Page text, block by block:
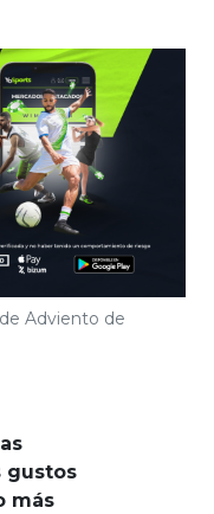
Adviento de
gustos
más